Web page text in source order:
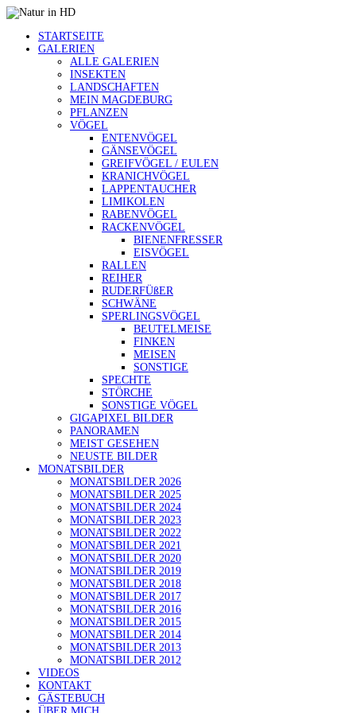
STARTSEITE
GALERIEN
ALLE GALERIEN
INSEKTEN
LANDSCHAFTEN
MEIN MAGDEBURG
PFLANZEN
VÖGEL
ENTENVÖGEL
GÄNSEVÖGEL
GREIFVÖGEL / EULEN
KRANICHVÖGEL
LAPPENTAUCHER
LIMIKOLEN
RABENVÖGEL
RACKENVÖGEL
BIENENFRESSER
EISVÖGEL
RALLEN
REIHER
RUDERFÜßER
SCHWÄNE
SPERLINGSVÖGEL
BEUTELMEISE
FINKEN
MEISEN
SONSTIGE
SPECHTE
STÖRCHE
SONSTIGE VÖGEL
GIGAPIXEL BILDER
PANORAMEN
MEIST GESEHEN
NEUSTE BILDER
MONATSBILDER
MONATSBILDER 2026
MONATSBILDER 2025
MONATSBILDER 2024
MONATSBILDER 2023
MONATSBILDER 2022
MONATSBILDER 2021
MONATSBILDER 2020
MONATSBILDER 2019
MONATSBILDER 2018
MONATSBILDER 2017
MONATSBILDER 2016
MONATSBILDER 2015
MONATSBILDER 2014
MONATSBILDER 2013
MONATSBILDER 2012
VIDEOS
KONTAKT
GÄSTEBUCH